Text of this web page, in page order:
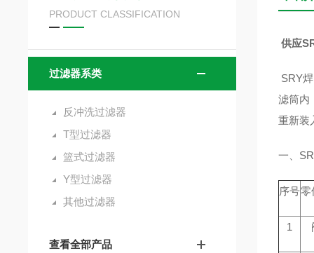
PRODUCT CLASSIFICATION
过滤器系类
反冲洗过滤器
T型过滤器
篮式过滤器
Y型过滤器
其他过滤器
查看全部产品
供应
SRY
滤筒内
重新装
一、
序号零
1